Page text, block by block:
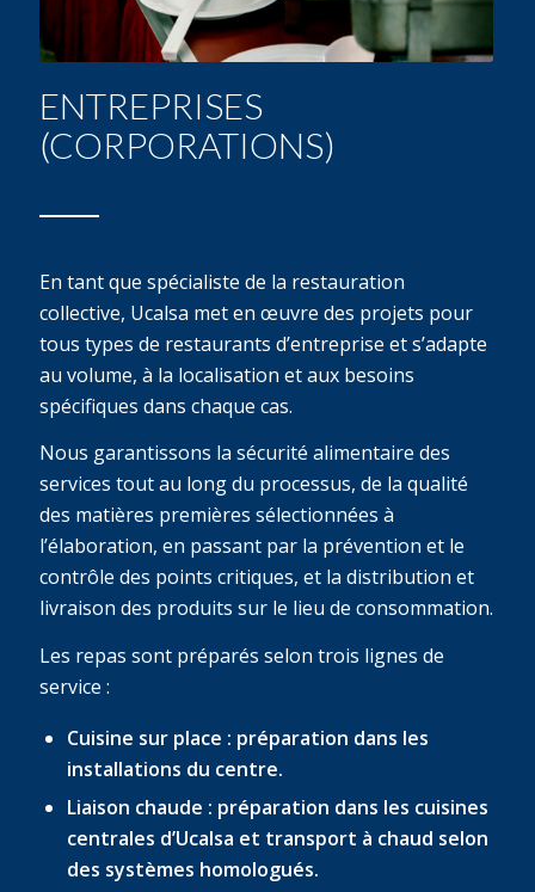
ENTREPRISES
(CORPORATIONS)
En tant que spécialiste de la restauration
collective, Ucalsa met en œuvre des projets pour
tous types de restaurants d’entreprise et s’adapte
au volume, à la localisation et aux besoins
spécifiques dans chaque cas.
Nous garantissons la sécurité alimentaire des
services tout au long du processus, de la qualité
des matières premières sélectionnées à
l’élaboration, en passant par la prévention et le
contrôle des points critiques, et la distribution et
livraison des produits sur le lieu de consommation.
Les repas sont préparés selon trois lignes de
service :
Cuisine sur place : préparation dans les
installations du centre.
Liaison chaude : préparation dans les cuisines
centrales d’Ucalsa et transport à chaud selon
des systèmes homologués.